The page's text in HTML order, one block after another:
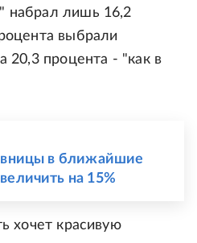
набрал лишь 16,2
выбрали
20,3 процента - "как в
в ближайшие
на 15%
хочет красивую